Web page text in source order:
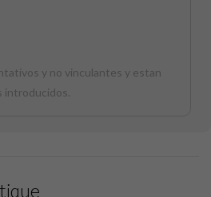
y no vinculantes y estan
introducidos.